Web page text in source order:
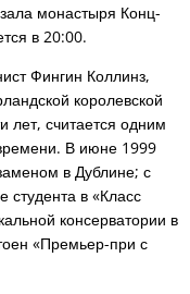
монастыря Конц-
в 20:00.
Фингин Коллинз,
королевской
лет, считается одним
В июне 1999
в Дублине; с
студента в «Класс
консерватории в
«Премьер-при с